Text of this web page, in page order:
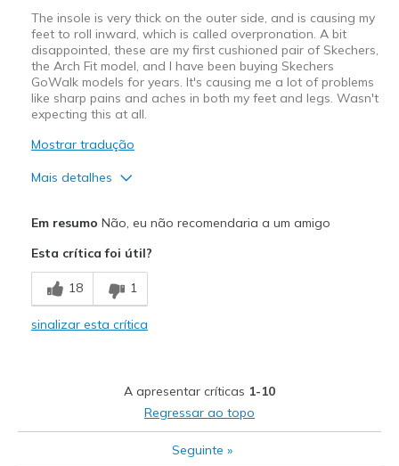
Width
Feels true to width
Sizing
Feels true to size
View On Shoes
Shoes are for Wearing
The insole is very thick on the outer side, and is causing my
feet to roll inward, which is called overpronation. A bit
disappointed, these are my first cushioned pair of Skechers,
the Arch Fit model, and I have been buying Skechers
GoWalk models for years. It's causing me a lot of problems
like sharp pains and aches in both my feet and legs. Wasn't
expecting this at all.
Mostrar tradução
Mais detalhes
Width
Feels true to width
Sizing
View On Shoes
Shoes are for Wearing
Em resumo Não, eu não recomendaria a um amigo
Esta crítica foi útil?
18 1
sinalizar esta crítica
A apresentar críticas 1-10
Regressar ao topo
Seguinte »